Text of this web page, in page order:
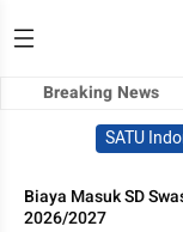
Breaking News
SATU
Biaya Masuk SD
2026/2027